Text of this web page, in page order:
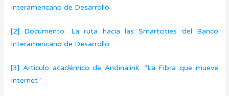
Interamericano de Desarrollo
[2]
Documento: La ruta hacia las Smartcities del Banco
Interamericano de Desarrollo
[3] Artículo académico de Andinalink: “La Fibra que mueve
Internet”